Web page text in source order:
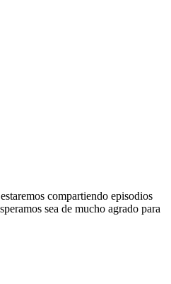
compartiendo episodios
sea de mucho agrado para